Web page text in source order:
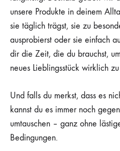
unsere Produkte in deinem
sie täglich trägst, sie zu
ausprobierst oder sie einfach
dir die Zeit, die du brauchst,
neues Lieblingsstück wirklich
Und falls du merkst, dass es
kannst du es immer noch
umtauschen – ganz ohne
Bedingungen.